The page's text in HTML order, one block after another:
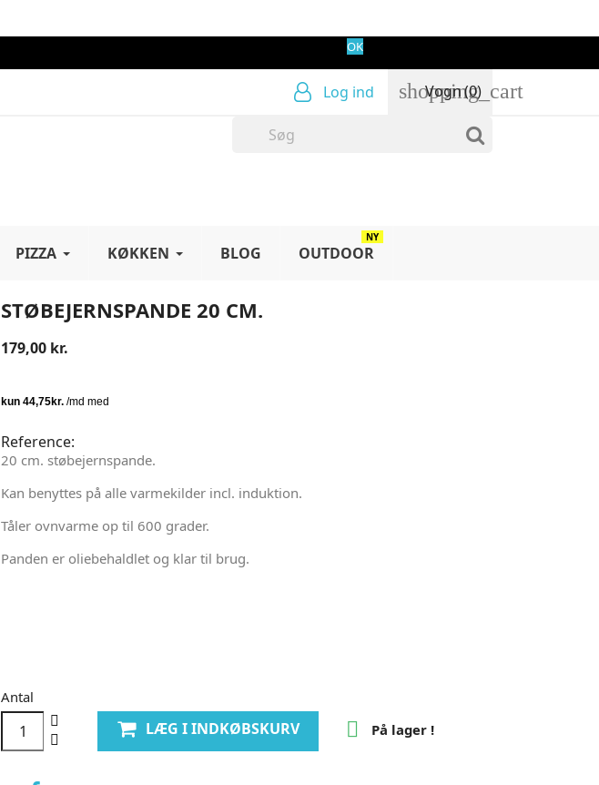
OK
Log ind shopping_cart
Vogn(0)
PIZZA KØKKEN BLOG OUTDOOR
NY
STØBEJERNSPANDE 20 CM.
179,00 kr.
Reference:
20 cm. støbejernspande.
Kan benyttes på alle varmekilder incl. induktion.
Tåler ovnvarme op til 600 grader.
Panden er oliebehaldlet og klar til brug.
Antal
LÆG I INDKØBSKURV  På lager !